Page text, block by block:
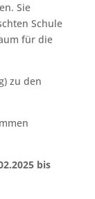
Sie
Schule
für die
zu den
bis